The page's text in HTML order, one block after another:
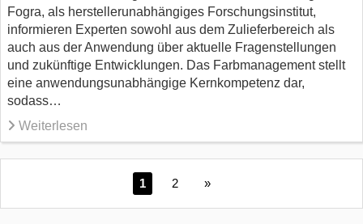
Fogra, als herstellerunabhängiges Forschungsinstitut,
informieren Experten sowohl aus dem Zulieferbereich als
auch aus der Anwendung über aktuelle Fragenstellungen
und zukünftige Entwicklungen. Das Farbmanagement stellt
eine anwendungsunabhängige Kernkompetenz dar,
sodass…
Weiterlesen
1 2 »